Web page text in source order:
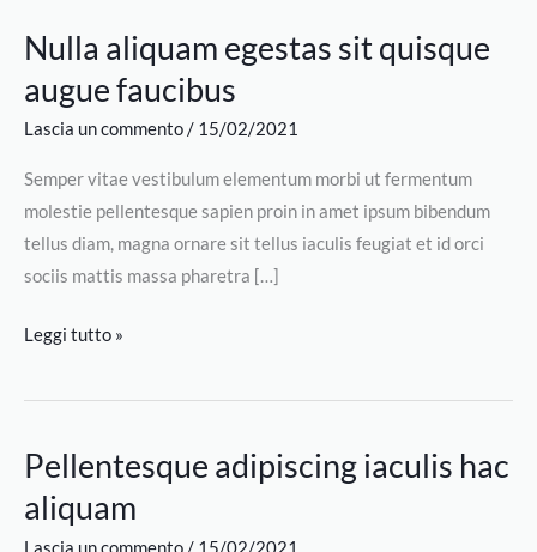
Nulla aliquam egestas sit quisque
augue faucibus
Lascia un commento/ 15/02/2021
Semper vitae vestibulum elementum morbi ut fermentum
molestie pellentesque sapien proin in amet ipsum bibendum
tellus diam, magna ornare sit tellus iaculis feugiat et id orci
sociis mattis massa pharetra […]
Nulla
egestas
sit
quisque
augue
faucibus
Leggi tutto »
Pellentesque adipiscing iaculis hac
aliquam
Lascia un commento/ 15/02/2021
Pellentesque
adipiscing
iaculis